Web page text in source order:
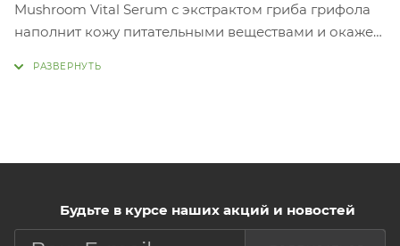
Mushroom Vital Serum с экстрактом гриба грифола
наполнит кожу питательными веществами и окажет
Будьте в курсе наших акций и новостей